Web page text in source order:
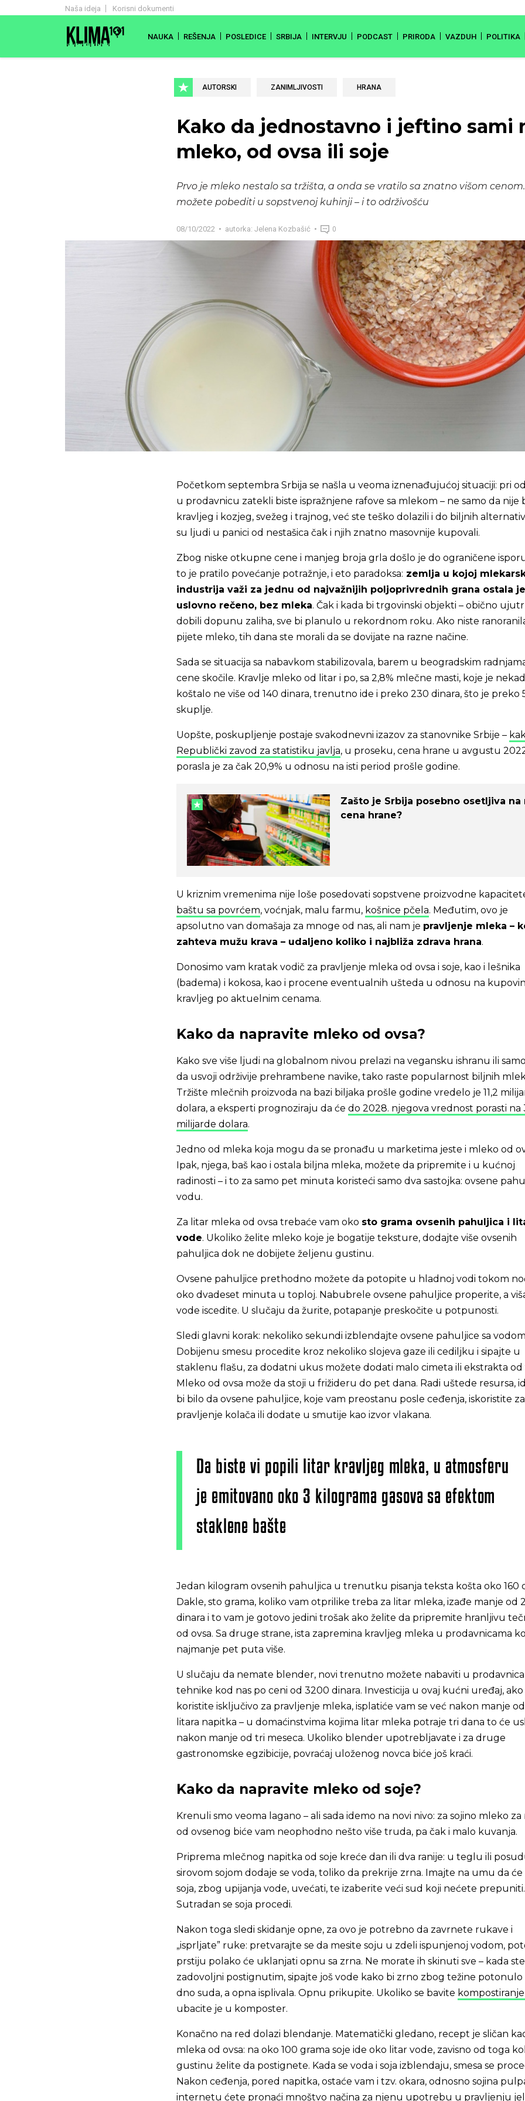
Naša ideja Korisni dokumenti
NAUKA REŠENJA POSLEDICE SRBIJA INTERVJU PODCAST PRIRODA VAZDUH POLITIKA
AUTORSKI ZANIMLJIVOSTI HRANA
Kako da jednostavno i jeftino sami
mleko, od ovsa ili soje
Prvo je mleko nestalo sa tržišta, a onda se vratilo sa znatno višom
možete pobediti u sopstvenoj kuhinji – i to održivošću
08/10/2022 autorka: Jelena Kozbašić 0
Početkom septembra Srbija se našla u veoma iznenađujućoj situaciji: pri
u prodavnicu zatekli biste ispražnjene rafove sa mlekom – ne samo da nije
kravljeg i kozjeg, svežeg i trajnog, već ste teško dolazili i do biljnih
su ljudi u panici od nestašica čak i njih znatno masovnije kupovali.
Zbog niske otkupne cene i manjeg broja grla došlo je do ograničene
to je pratilo povećanje potražnje, i eto paradoksa: zemlja u kojoj
industrija važi za jednu od najvažnijih poljoprivrednih grana ostala
uslovno rečeno, bez mleka. Čak i kada bi trgovinski objekti – obično
dobili dopunu zaliha, sve bi planulo u rekordnom roku. Ako niste
pijete mleko, tih dana ste morali da se dovijate na razne načine.
Sada se situacija sa nabavkom stabilizovala, barem u beogradskim
cene skočile. Kravlje mleko od litar i po, sa 2,8% mlečne masti, koje je
koštalo ne više od 140 dinara, trenutno ide i preko 230 dinara, što je preko
skuplje.
Uopšte, poskupljenje postaje svakodnevni izazov za stanovnike Srbije –
Republički zavod za statistiku javlja, u proseku, cena hrane u avgustu
porasla je za čak 20,9% u odnosu na isti period prošle godine.
Zašto je Srbija posebno osetljiva na
cena hrane?
U kriznim vremenima nije loše posedovati sopstvene proizvodne
baštu sa povrćem, voćnjak, malu farmu, košnice pčela. Međutim, ovo je
apsolutno van domašaja za mnoge od nas, ali nam je pravljenje mleka –
zahteva mužu krava – udaljeno koliko i najbliža zdrava hrana.
Donosimo vam kratak vodič za pravljenje mleka od ovsa i soje, kao i lešnika
(badema) i kokosa, kao i procene eventualnih ušteda u odnosu na
kravljeg po aktuelnim cenama.
Kako da napravite mleko od ovsa?
Kako sve više ljudi na globalnom nivou prelazi na vegansku ishranu ili
da usvoji održivije prehrambene navike, tako raste popularnost biljnih
Tržište mlečnih proizvoda na bazi biljaka prošle godine vredelo je 11,2
dolara, a eksperti prognoziraju da će do 2028. njegova vrednost porasti na
milijarde dolara.
Jedno od mleka koja mogu da se pronađu u marketima jeste i mleko od
Ipak, njega, baš kao i ostala biljna mleka, možete da pripremite i u kućnoj
radinosti – i to za samo pet minuta koristeći samo dva sastojka: ovsene
vodu.
Za litar mleka od ovsa trebaće vam oko sto grama ovsenih pahuljica i
vode. Ukoliko želite mleko koje je bogatije teksture, dodajte više ovsenih
pahuljica dok ne dobijete željenu gustinu.
Ovsene pahuljice prethodno možete da potopite u hladnoj vodi tokom
oko dvadeset minuta u toploj. Nabubrele ovsene pahuljice properite, a
vode iscedite. U slučaju da žurite, potapanje preskočite u potpunosti.
Sledi glavni korak: nekoliko sekundi izblendajte ovsene pahuljice sa
Dobijenu smesu procedite kroz nekoliko slojeva gaze ili cediljku i sipajte u
staklenu flašu, za dodatni ukus možete dodati malo cimeta ili ekstrakta od
Mleko od ovsa može da stoji u frižideru do pet dana. Radi uštede resursa,
bi bilo da ovsene pahuljice, koje vam preostanu posle ceđenja, iskoristite za
pravljenje kolača ili dodate u smutije kao izvor vlakana.
Da biste vi popili litar kravljeg mleka, u atmosferu
je emitovano oko 3 kilograma gasova sa efektom
staklene bašte
Jedan kilogram ovsenih pahuljica u trenutku pisanja teksta košta oko 160
Dakle, sto grama, koliko vam otprilike treba za litar mleka, izađe manje od
dinara i to vam je gotovo jedini trošak ako želite da pripremite hranljivu
od ovsa. Sa druge strane, ista zapremina kravljeg mleka u prodavnicama
najmanje pet puta više.
U slučaju da nemate blender, novi trenutno možete nabaviti u
tehnike kod nas po ceni od 3200 dinara. Investicija u ovaj kućni uređaj, ako
koristite isključivo za pravljenje mleka, isplatiće vam se već nakon manje
litara napitka – u domaćinstvima kojima litar mleka potraje tri dana to će
nakon manje od tri meseca. Ukoliko blender upotrebljavate i za druge
gastronomske egzibicije, povraćaj uloženog novca biće još kraći.
Kako da napravite mleko od soje?
Krenuli smo veoma lagano – ali sada idemo na novi nivo: za sojino mleko za
od ovsenog biće vam neophodno nešto više truda, pa čak i malo kuvanja.
Priprema mlečnog napitka od soje kreće dan ili dva ranije: u teglu ili
sirovom sojom dodaje se voda, toliko da prekrije zrna. Imajte na umu da će
soja, zbog upijanja vode, uvećati, te izaberite veći sud koji nećete prepuniti.
Sutradan se soja procedi.
Nakon toga sledi skidanje opne, za ovo je potrebno da zavrnete rukave i
„isprljate” ruke: pretvarajte se da mesite soju u zdeli ispunjenoj vodom,
prstiju polako će uklanjati opnu sa zrna. Ne morate ih skinuti sve – kada ste
zadovoljni postignutim, sipajte još vode kako bi zrno zbog težine potonulo
dno suda, a opna isplivala. Opnu prikupite. Ukoliko se bavite
ubacite je u komposter.
Konačno na red dolazi blendanje. Matematički gledano, recept je sličan
mleka od ovsa: na oko 100 grama soje ide oko litar vode, zavisno od toga
gustinu želite da postignete. Kada se voda i soja izblendaju, smesa se
Nakon ceđenja, pored napitka, ostaće vam i tzv. okara, odnosno sojina
internetu ćete pronaći mnoštvo načina za njenu upotrebu u pravljenju